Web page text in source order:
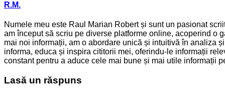
R.M.
Numele meu este Raul Marian Robert și sunt un pasionat
am început să scriu pe diverse platforme online, acoperind o
mai noi informații, am o abordare unică și intuitivă în analiza
informa, educa și inspira cititorii mei, oferindu-le informații
constant pentru a aduce cele mai bune și mai utile informații
Lasă un răspuns